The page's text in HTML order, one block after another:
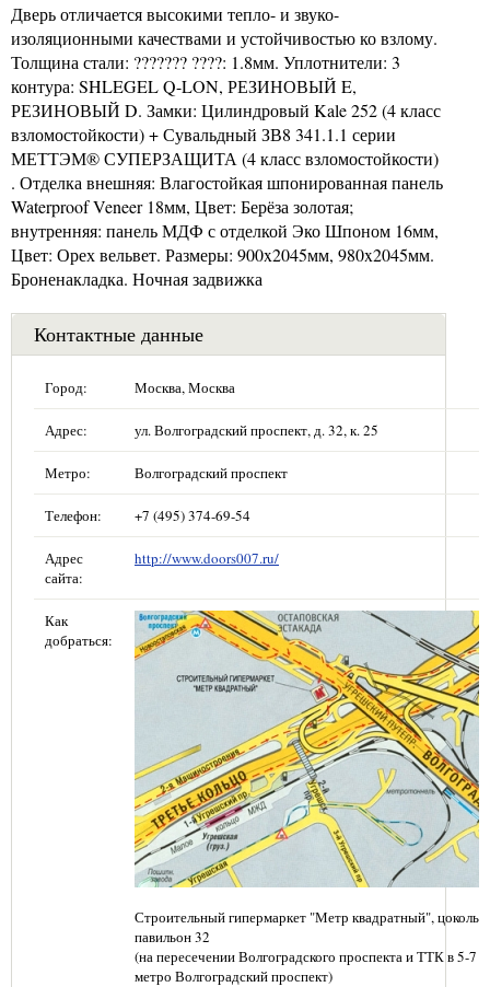
Дверь отличается высокими тепло- и звуко-
изоляционными качествами и устойчивостью ко взлому.
Толщина стали: ??????? ????: 1.8мм. Уплотнители: 3
контура: SHLEGEL Q-LON, РЕЗИНОВЫЙ E,
РЕЗИНОВЫЙ D. Замки: Цилиндровый Kale 252 (4 класс
взломостойкости) + Сувальдный ЗВ8 341.1.1 серии
МЕТТЭМ® СУПЕРЗАЩИТА (4 класс взломостойкости)
. Отделка внешняя: Влагостойкая шпонированная панель
Waterproof Veneer 18мм, Цвет: Берёза золотая;
внутренняя: панель МДФ с отделкой Эко Шпоном 16мм,
Цвет: Орех вельвет. Размеры: 900x2045мм, 980x2045мм.
Броненакладка. Ночная задвижка
Контактные данные
Город: Москва, Москва
Адрес: ул. Волгоградский проспект, д. 32, к. 25
Метро: Волгоградский проспект
Телефон: +7 (495) 374-69-54
Адрес
сайта:
http://www.doors007.ru/
Как
добраться:
Строительный гипермаркет "Метр квадратный",
павильон 32
(на пересечении Волгоградского проспекта и ТТК в 5-7
метро Волгоградский проспект)